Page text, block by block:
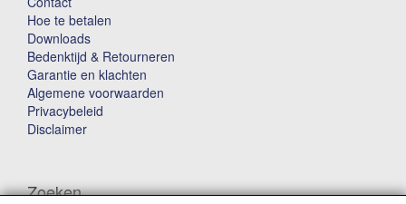
Hoe te betalen
Downloads
Bedenktijd & Retourneren
Garantie en klachten
Algemene voorwaarden
Privacybeleid
Disclaimer
Zoeken